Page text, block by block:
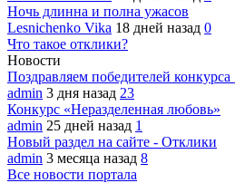
Ночь длинна и полна ужасов
Lesnichenko Vika 18 дней назад 0
Что такое отклики?
Новости
Поздравляем победителей
admin 3 дня назад 23
Конкурс «Неразделенная любовь»
admin 25 дней назад 1
Новый раздел на сайте - Отклики
admin 3 месяца назад 8
Все новости портала